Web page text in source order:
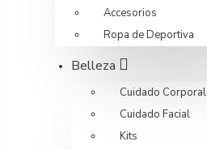
Accesorios
Ropa de Deportiva
Belleza
Cuidado Corporal
Cuidado Facial
Kits